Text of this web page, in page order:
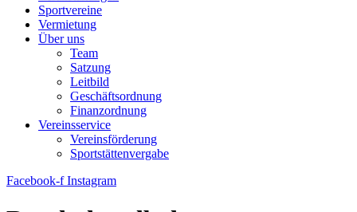
Sportvereine
Vermietung
Über uns
Team
Satzung
Leitbild
Geschäftsordnung
Finanzordnung
Vereinsservice
Vereinsförderung
Sportstättenvergabe
Facebook-f Instagram